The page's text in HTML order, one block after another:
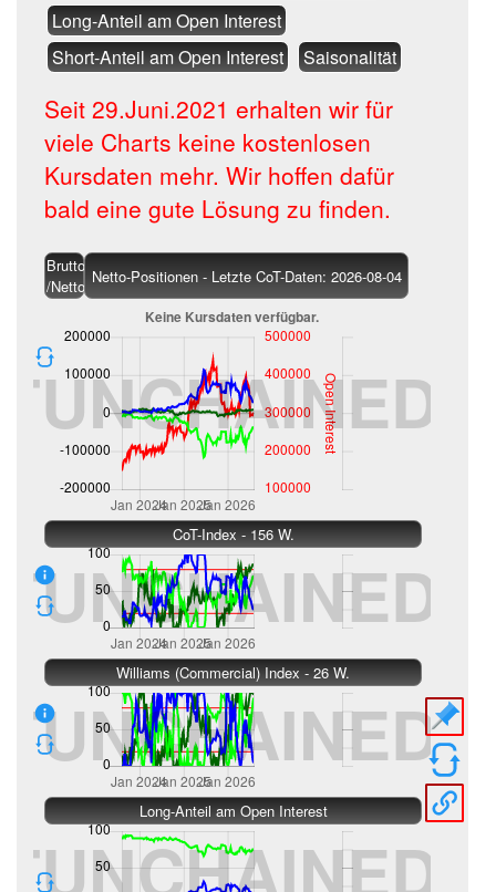
Long-Anteil am Open Interest
Short-Anteil am Open Interest
Saisonalität
Seit 29.Juni.2021 erhalten wir für
viele Charts keine kostenlosen
Kursdaten mehr. Wir hoffen dafür
bald eine gute Lösung zu finden.
Brutto
/Netto Netto-Positionen - Letzte CoT-Daten: 2026-08-04
CoT-Index - 156 W.
Williams (Commercial) Index - 26 W.
Long-Anteil am Open Interest